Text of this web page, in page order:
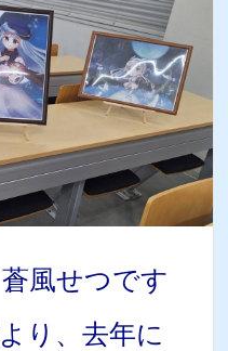
風せつです
り、去年に